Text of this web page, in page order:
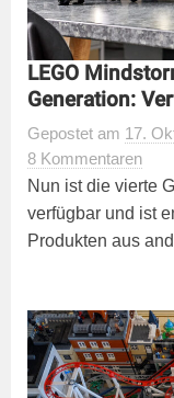
LEGO
Generation:
Gepostet am 17.
8 Kommentaren
Nun ist die vierte
verfügbar und ist
Produkten aus